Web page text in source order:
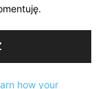
how your